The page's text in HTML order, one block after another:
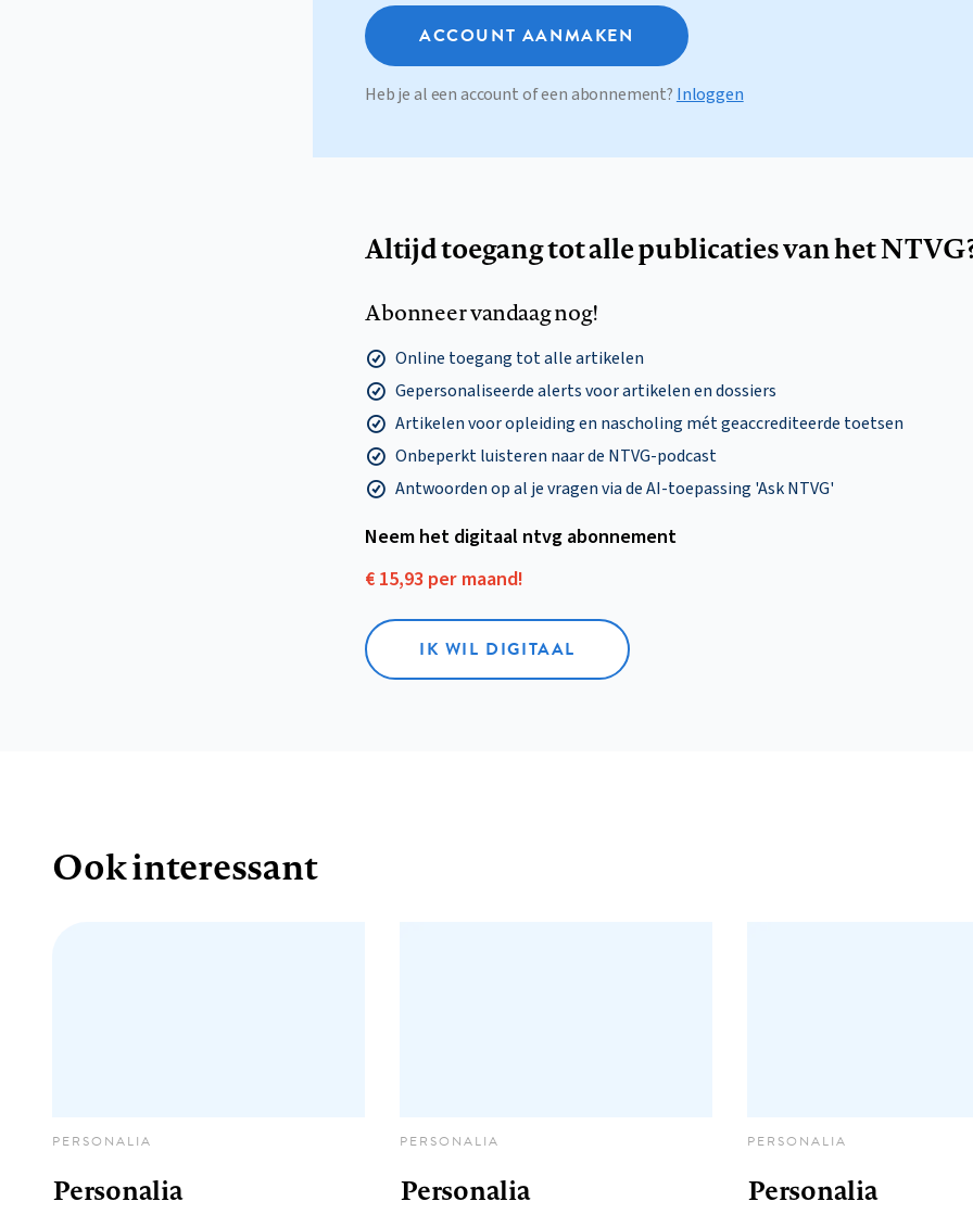
ACCOUNT AANMAKEN
Heb je al een account of een abonnement? Inloggen
Altijd toegang tot alle publicaties van het
Abonneer vandaag nog!
Online toegang tot alle artikelen
Gepersonaliseerde alerts voor artikelen en dossiers
Artikelen voor opleiding en nascholing mét geaccrediteerde toetsen
Onbeperkt luisteren naar de NTVG-podcast
Antwoorden op al je vragen via de AI-toepassing 'Ask NTVG'
Neem het digitaal ntvg abonnement
€ 15,93 per maand!
IK WIL DIGITAAL
Ook interessant
PERSONALIA
Personalia
PERSONALIA
Personalia
PERSONALIA
Personalia